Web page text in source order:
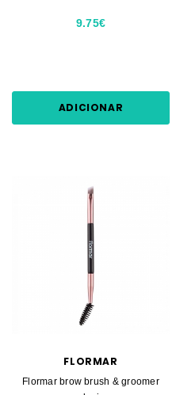
9.75€
ADICIONAR
FLORMAR
Flormar brow brush & groomer